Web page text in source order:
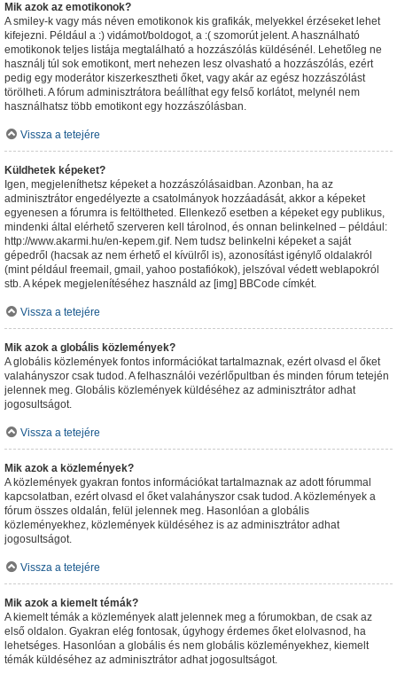
Mik azok az emotikonok?
A smiley-k vagy más néven emotikonok kis grafikák, melyekkel érzéseket lehet
kifejezni. Például a :) vidámot/boldogot, a :( szomorút jelent. A használható
emotikonok teljes listája megtalálható a hozzászólás küldésénél. Lehetőleg ne
használj túl sok emotikont, mert nehezen lesz olvasható a hozzászólás, ezért
pedig egy moderátor kiszerkesztheti őket, vagy akár az egész hozzászólást
törölheti. A fórum adminisztrátora beállíthat egy felső korlátot, melynél nem
használhatsz több emotikont egy hozzászólásban.
Vissza a tetejére
Küldhetek képeket?
Igen, megjeleníthetsz képeket a hozzászólásaidban. Azonban, ha az
adminisztrátor engedélyezte a csatolmányok hozzáadását, akkor a képeket
egyenesen a fórumra is feltöltheted. Ellenkező esetben a képeket egy publikus,
mindenki által elérhető szerveren kell tárolnod, és onnan belinkelned – például:
http://www.akarmi.hu/en-kepem.gif. Nem tudsz belinkelni képeket a saját
gépedről (hacsak az nem érhető el kívülről is), azonosítást igénylő oldalakról
(mint például freemail, gmail, yahoo postafiókok), jelszóval védett weblapokról
stb. A képek megjelenítéséhez használd az [img] BBCode címkét.
Vissza a tetejére
Mik azok a globális közlemények?
A globális közlemények fontos információkat tartalmaznak, ezért olvasd el őket
valahányszor csak tudod. A felhasználói vezérlőpultban és minden fórum tetején
jelennek meg. Globális közlemények küldéséhez az adminisztrátor adhat
jogosultságot.
Vissza a tetejére
Mik azok a közlemények?
A közlemények gyakran fontos információkat tartalmaznak az adott fórummal
kapcsolatban, ezért olvasd el őket valahányszor csak tudod. A közlemények a
fórum összes oldalán, felül jelennek meg. Hasonlóan a globális
közleményekhez, közlemények küldéséhez is az adminisztrátor adhat
jogosultságot.
Vissza a tetejére
Mik azok a kiemelt témák?
A kiemelt témák a közlemények alatt jelennek meg a fórumokban, de csak az
első oldalon. Gyakran elég fontosak, úgyhogy érdemes őket elolvasnod, ha
lehetséges. Hasonlóan a globális és nem globális közleményekhez, kiemelt
témák küldéséhez az adminisztrátor adhat jogosultságot.